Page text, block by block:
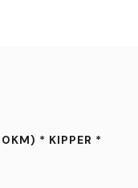
* KIPPER *